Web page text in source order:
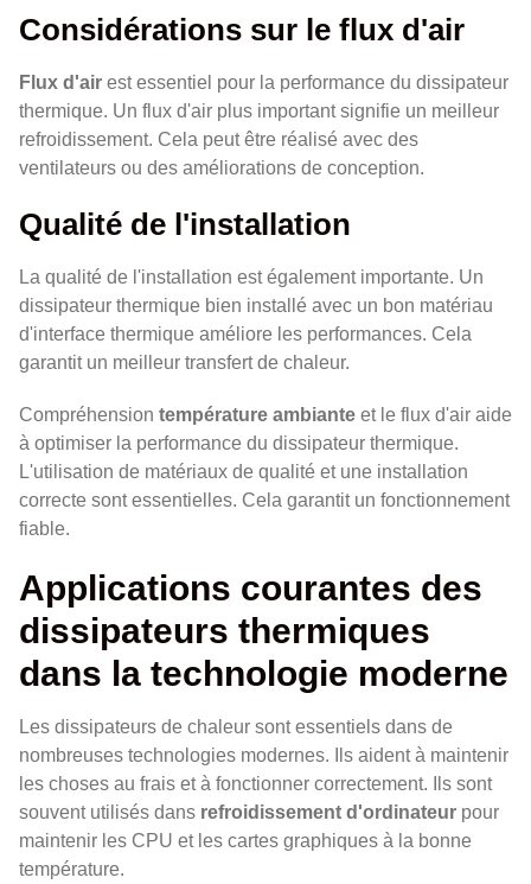
Considérations sur le flux d'air
Flux d'air est essentiel pour la performance du dissipateur
thermique. Un flux d'air plus important signifie un meilleur
refroidissement. Cela peut être réalisé avec des
ventilateurs ou des améliorations de conception.
Qualité de l'installation
La qualité de l'installation est également importante. Un
dissipateur thermique bien installé avec un bon matériau
d'interface thermique améliore les performances. Cela
garantit un meilleur transfert de chaleur.
Compréhension température ambiante et le flux d'air aide
à optimiser la performance du dissipateur thermique.
L'utilisation de matériaux de qualité et une installation
correcte sont essentielles. Cela garantit un fonctionnement
fiable.
Applications courantes des
dissipateurs thermiques
dans la technologie moderne
Les dissipateurs de chaleur sont essentiels dans de
nombreuses technologies modernes. Ils aident à maintenir
les choses au frais et à fonctionner correctement. Ils sont
souvent utilisés dans refroidissement d'ordinateur pour
maintenir les CPU et les cartes graphiques à la bonne
température.